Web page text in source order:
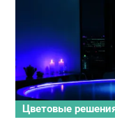
Цветовые